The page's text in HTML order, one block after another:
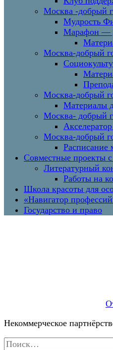
Москва -добрый
Мудрость
Марафон —
Москва-добрый
Москва-добрый
Материалы
Москва- добрый
Москва-добрый
Расписание
Совместные проекты
Литературный
Работы на
Школа красоты для
«Навигатор
Государство и право
Некоммерческое
Найти: